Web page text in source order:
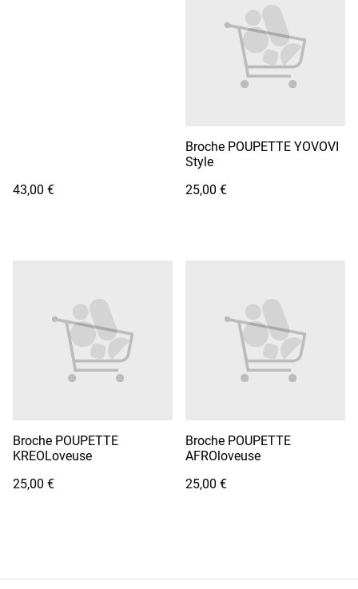
43,00 €
Broche POUPETTE YOVOVI
Style
25,00 €
Broche POUPETTE
KREOLoveuse
25,00 €
Broche POUPETTE
AFROloveuse
25,00 €